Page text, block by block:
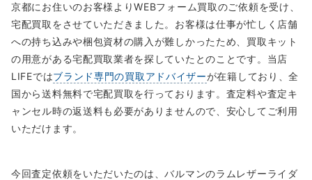
京都にお住いのお客様よりWEBフォーム買取のご依頼を受け、
宅配買取をさせていただきました。お客様は仕事が忙しく店舗
への持ち込みや梱包資材の購入が難しかったため、買取キット
の用意がある宅配買取業者を探していたとのことです。当店
LIFEではブランド専門の買取アドバイザーが在籍しており、全
国から送料無料で宅配買取を行っております。査定料や査定キ
ャンセル時の返送料も必要がありませんので、安心してご利用
いただけます。
今回査定依頼をいただいたのは、バルマンのラムレザーライダ